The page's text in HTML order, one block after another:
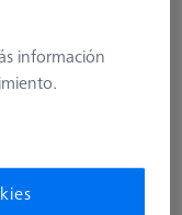
información